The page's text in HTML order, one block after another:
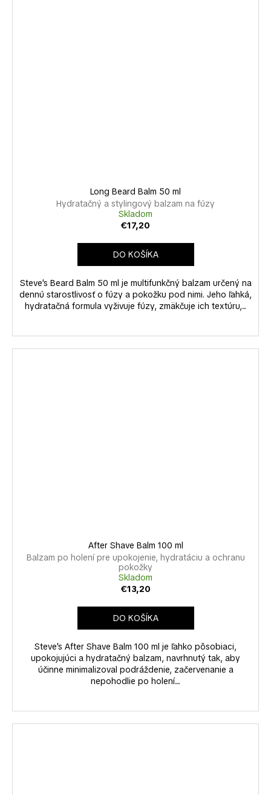
Long Beard Balm 50 ml
Hydratačný a stylingový balzam na fúzy
Skladom
€17,20
DO KOŠÍKA
Steve's Beard Balm 50 ml je multifunkčný balzam určený na
dennú starostlivosť o fúzy a pokožku pod nimi. Jeho ľahká,
hydratačná formula vyživuje fúzy, zmäkčuje ich textúru,...
After Shave Balm 100 ml
Balzam po holení pre upokojenie, hydratáciu a ochranu
pokožky
Skladom
€13,20
DO KOŠÍKA
Steve's After Shave Balm 100 ml je ľahko pôsobiaci,
upokojujúci a hydratačný balzam, navrhnutý tak, aby
účinne minimalizoval podráždenie, začervenanie a
nepohodlie po holení....